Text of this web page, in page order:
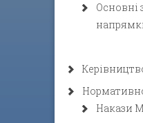
Основні
Накази